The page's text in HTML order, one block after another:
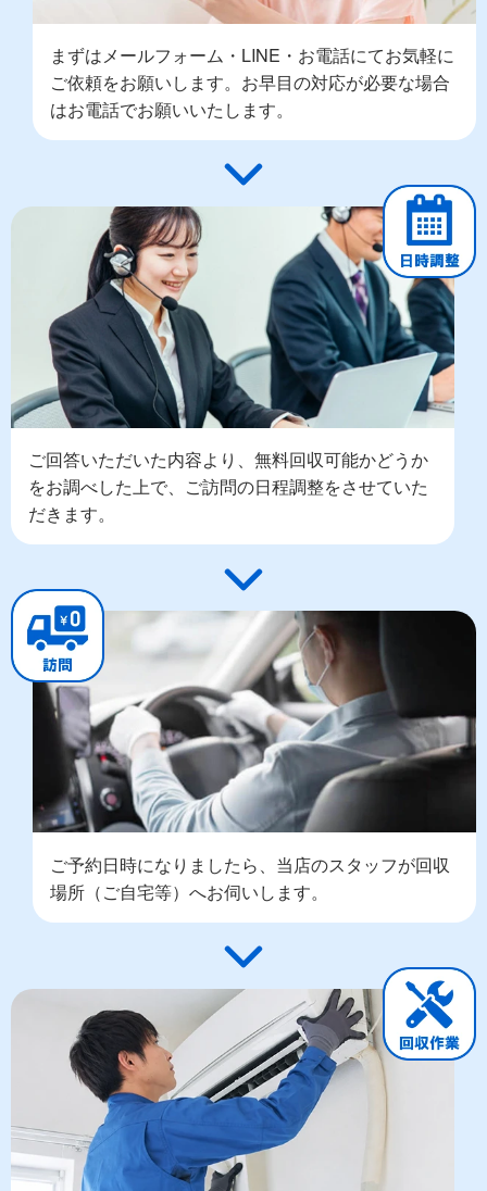
まずはメールフォーム・LINE・お電話にてお気軽に
ご依頼をお願いします。お早目の対応が必要な場合
はお電話でお願いいたします。
ご回答いただいた内容より、無料回収可能かどうか
をお調べした上で、ご訪問の日程調整をさせていた
だきます。
ご予約日時になりましたら、当店のスタッフが回収
場所（ご自宅等）へお伺いします。